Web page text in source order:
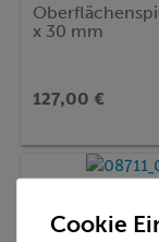
x 30 mm
127,00 €
Cookie